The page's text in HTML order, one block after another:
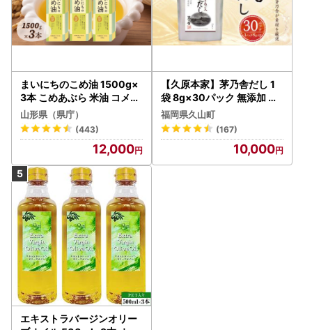
まいにちのこめ油 1500g×
3本 こめあぶら 米油 コメ油
揚げ物 炒め物 サラダ 山形
県 食用油 食用オイル 調理
油 油 食品 山形県 F2Y-173
山形県（県庁）
(443)
12,000
【久原本家】茅乃舎だし 1
袋 8g×30パック 無添加 粉
末だし 焼きあご
福岡県久山町
(167)
10,000
エキストラバージンオリー